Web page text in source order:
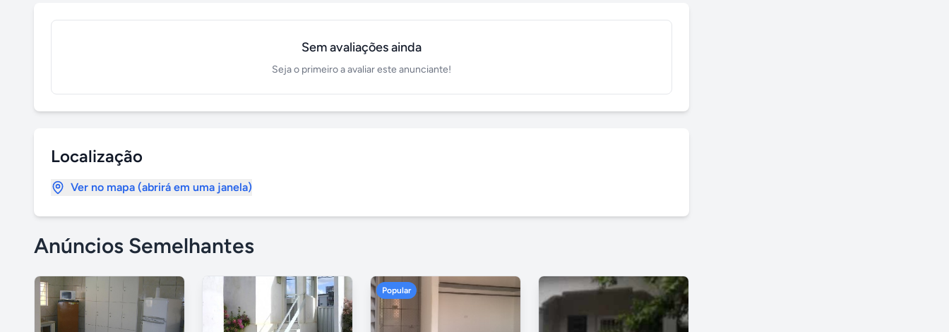
Sem avaliações ainda
Seja o primeiro a avaliar este anunciante!
Localização
Ver no mapa (abrirá em uma janela)
Anúncios Semelhantes
Popular